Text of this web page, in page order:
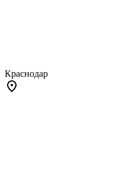
Краснодар